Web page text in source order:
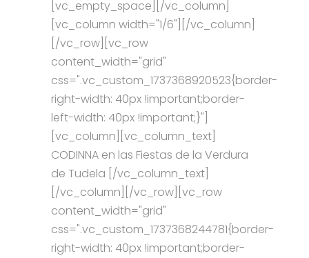
[vc_empty_space][/vc_column]
[vc_column width="1/6"][/vc_column]
[/vc_row][vc_row
content_width="grid"
css=".vc_custom_1737368920523{border-
right-width: 40px !important;border-
left-width: 40px !important;}"]
[vc_column][vc_column_text]
CODINNA en las Fiestas de la Verdura
de Tudela [/vc_column_text]
[/vc_column][/vc_row][vc_row
content_width="grid"
css=".vc_custom_1737368244781{border-
right-width: 40px !important;border-